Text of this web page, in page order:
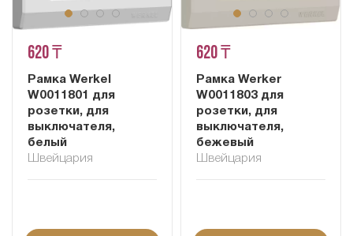
620 ₸
Рамка Werkel
W0011801 для
розетки, для
выключателя,
белый
Швейцария
620 ₸
Рамка Werker
W0011803 для
розетки, для
выключателя,
бежевый
Швейцария